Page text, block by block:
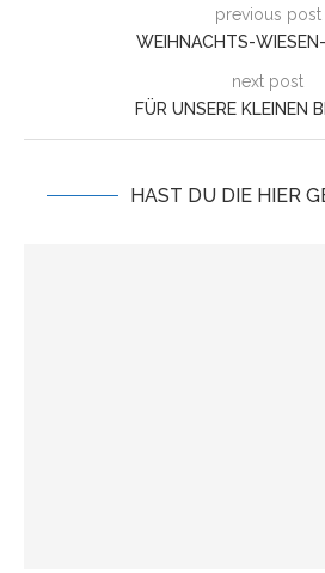
previous post
WEIHNACHTS-
next post
FÜR UNSERE KLEINEN
HAST DU DIE HIER